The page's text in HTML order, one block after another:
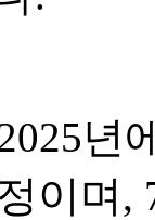
년
이며,